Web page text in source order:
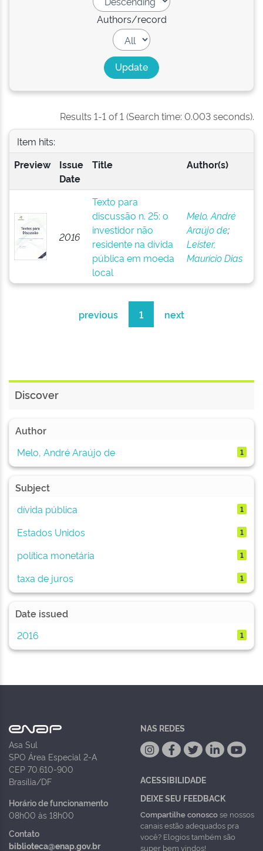
Authors/record
Results 1-1 of 1 (Search time: 0.003 seconds).
Item hits:
Preview
Issue
Date
Title Author(s)
2016
Texto para
discussão n. 25: o
investidor não
residente na dívida
pública em moeda
local
Melo, André
Araújo de;
Leister,
Maurício Dias
previous 1 next
Discover
Author
Melo, André Araújo de
1
Subject
dívida pública
1
Estados Unidos 1
política monetária 1
taxa de juros 1
Date issued
2016
1
Asa Sul
SPO Área Especial 2-A
CEP 70.610-900
Brasília/DF
Horário de funcionamento
08h00 às 18h00
Contato
biblioteca@enap.gov.br
NAS REDES
ACESSIBILIDADE
DEIXE SEU FEEDBACK
Compartilhe conoscose nossos
canais estão adequados pra
você? Elogios também são
super bem vindos!